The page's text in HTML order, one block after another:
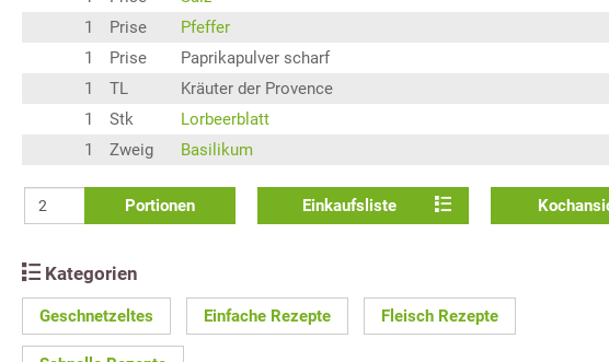
1
Prise
Pfeffer
1
Prise
Paprikapulver scharf
1
TL
Kräuter der Provence
1
Stk
Lorbeerblatt
1
Zweig Basilikum
Portionen Einkaufsliste
Kategorien
Geschnetzeltes Einfache Rezepte Fleisch Rezepte